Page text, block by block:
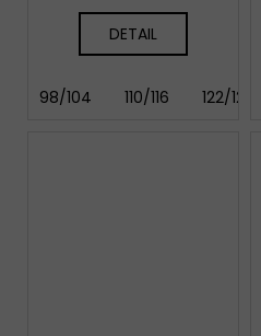
DETAIL
98/104 110/116 122/128